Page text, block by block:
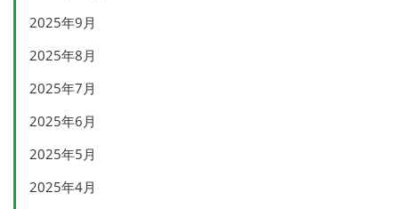
2025年9月
2025年8月
2025年7月
2025年6月
2025年5月
2025年4月